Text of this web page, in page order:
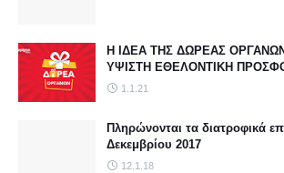
Η ΙΔΕΑ ΤΗΣ ΔΩΡΕΑΣ
ΥΨΙΣΤΗ ΕΘΕΛΟΝΤΙΚΗ
1.1.21
Πληρώνονται τα διατροφικά
Δεκεμβρίου 2017
12.1.18